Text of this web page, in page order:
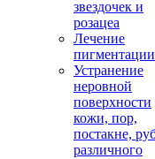
звездочек и
розацеа
Лечение
пигментации
Устранение
неровной
поверхности
кожи, пор,
постакне,
различного